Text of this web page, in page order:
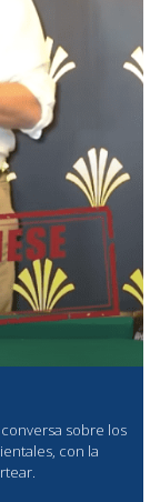
conversa sobre los
con la